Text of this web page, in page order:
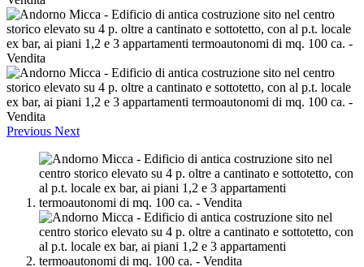
Previous Next